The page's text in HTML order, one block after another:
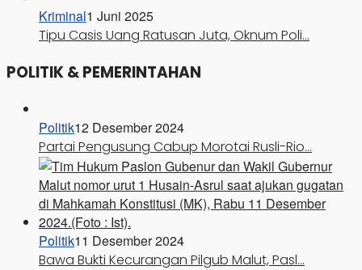
Kriminal1 Juni 2025
Tipu Casis Uang Ratusan Juta, Oknum Poli…
POLITIK & PEMERINTAHAN
Politik12 Desember 2024
Partai Pengusung Cabup Morotai Rusli-Rio…
Politik11 Desember 2024
Bawa Bukti Kecurangan Pilgub Malut, Pasl…